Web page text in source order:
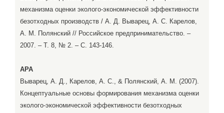
механизма оценки эколого-экономической эффективности
безотходных производств / А. Д. Выварец, А. С. Карелов,
А. М. Полянский // Российское предпринимательство. –
2007. – Т. 8, № 2. – С. 143-146.
APA
Выварец, А. Д., Карелов, А. С., & Полянский, А. М. (2007).
Концептуальные основы формирования механизма оценки
эколого-экономической эффективности безотходных